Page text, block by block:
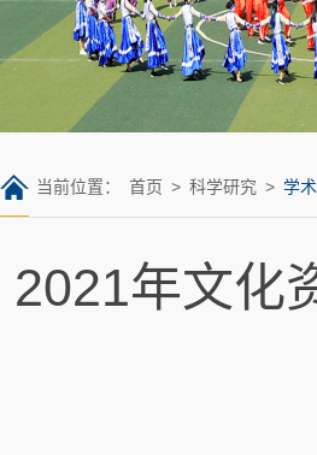
当前位置： 首页 > 科学研究 > 学
2021年文化